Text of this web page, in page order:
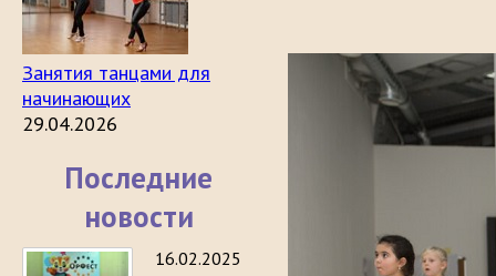
Занятия танцами для
начинающих
29.04.2026
Последние
новости
16.02.2025